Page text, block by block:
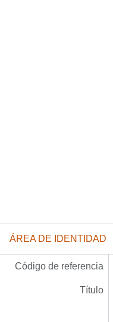
ÁREA DE IDENTIDAD
Código de referencia
Título